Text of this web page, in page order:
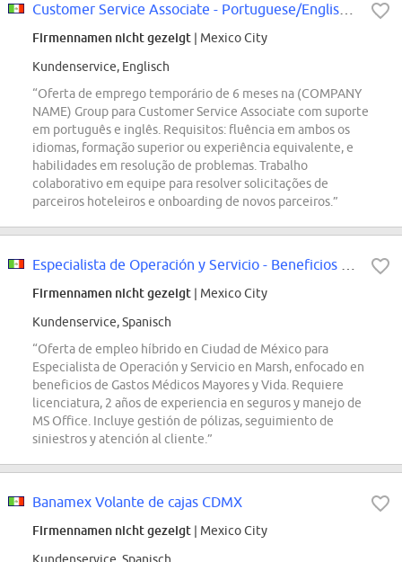
Firmennamen nicht gezeigt | Mexico City
Kundenservice, Englisch
“Oferta de emprego temporário de 6 meses na (COMPANY
NAME) Group para Customer Service Associate com suporte
em português e inglês. Requisitos: fluência em ambos os
idiomas, formação superior ou experiência equivalente, e
habilidades em resolução de problemas. Trabalho
colaborativo em equipe para resolver solicitações de
parceiros hoteleiros e onboarding de novos parceiros.”
Firmennamen nicht gezeigt | Mexico City
Kundenservice, Spanisch
“Oferta de empleo híbrido en Ciudad de México para
Especialista de Operación y Servicio en Marsh, enfocado en
beneficios de Gastos Médicos Mayores y Vida. Requiere
licenciatura, 2 años de experiencia en seguros y manejo de
MS Office. Incluye gestión de pólizas, seguimiento de
siniestros y atención al cliente.”
Banamex Volante de cajas CDMX
Firmennamen nicht gezeigt | Mexico City